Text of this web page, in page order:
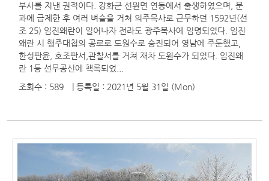
부사를 지낸 권적이다. 강화군 선원면 연동에서 출생하였으며, 문
과에 급제한 후 여러 벼슬을 거쳐 의주목사로 근무하던 1592년(선
조 25) 임진왜란이 일어나자 전라도 광주목사에 임명되었다. 임진
왜란 시 행주대첩의 공로로 도원수로 승진되어 영남에 주둔했고,
한성판윤, 호조판서,관찰서를 거쳐 재차 도원수가 되었다. 임진왜
란 1등 선무공신에 책록되었...
조회수 : 589
| 등록일 : 2021년 5월 31일 (Mon)